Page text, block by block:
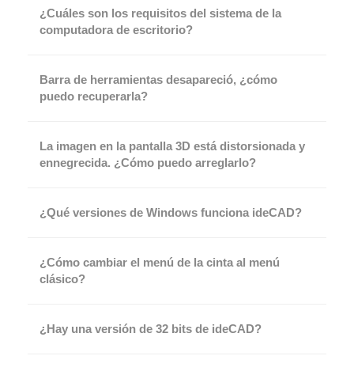
¿Cuáles son los requisitos del sistema de la
computadora de escritorio?
Barra de herramientas desapareció, ¿cómo
puedo recuperarla?
La imagen en la pantalla 3D está distorsionada y
ennegrecida. ¿Cómo puedo arreglarlo?
¿Qué versiones de Windows funciona ideCAD?
¿Cómo cambiar el menú de la cinta al menú
clásico?
¿Hay una versión de 32 bits de ideCAD?